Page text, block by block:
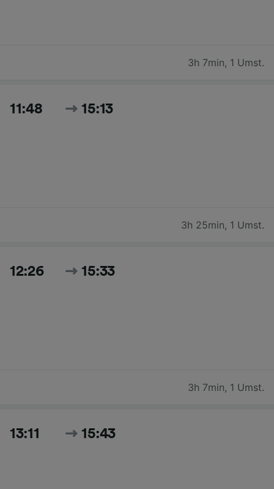
3h 7min, 1 Umst.
11:48 15:13
3h 25min, 1 Umst.
12:26 15:33
3h 7min, 1 Umst.
13:11 15:43